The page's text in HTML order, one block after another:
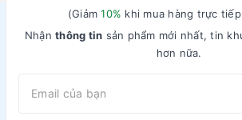
(Giảm10% khi mua hàng trực
Nhậnthông tin sản phẩm mới nhất, tin
hơn nữa.